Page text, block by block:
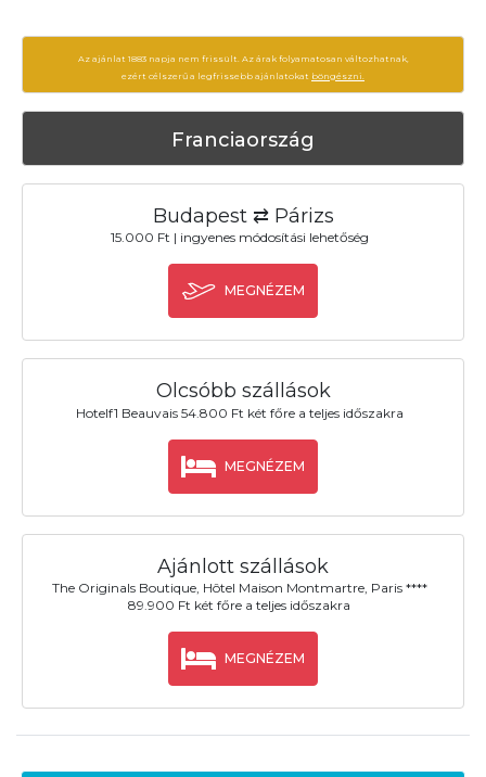
Az ajánlat 1883 napja nem frissült. Az árak folyamatosan változhatnak,
ezért célszerű a legfrissebb ajánlatokat böngészni.
Franciaország
Budapest ⇄ Párizs
15.000 Ft | ingyenes módosítási lehetőség
MEGNÉZEM
Olcsóbb szállások
Hotelf1 Beauvais 54.800 Ft két főre a teljes időszakra
MEGNÉZEM
Ajánlott szállások
The Originals Boutique, Hôtel Maison Montmartre, Paris ****
89.900 Ft két főre a teljes időszakra
MEGNÉZEM